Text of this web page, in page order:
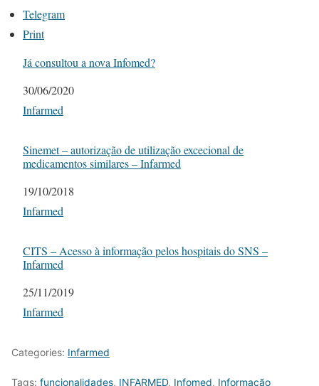
Telegram
Print
Já consultou a nova Infomed?
Date
30/06/2020
In relation to
Infarmed
Sinemet – autorização de utilização excecional de
medicamentos similares – Infarmed
Date
19/10/2018
In relation to
Infarmed
CITS – Acesso à informação pelos hospitais do SNS –
Infarmed
Date
25/11/2019
In relation to
Infarmed
Categories: Infarmed
Tags: funcionalidades, INFARMED, Infomed, Informação